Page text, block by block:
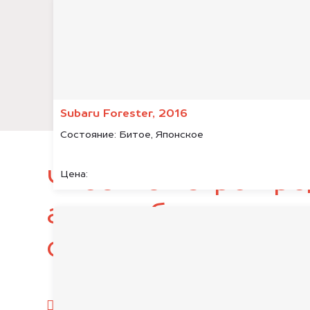
Subaru Forester, 2016
Состояние: Битое, Японское
Цена:
Чтобы быстро
автомобиль,
следующие